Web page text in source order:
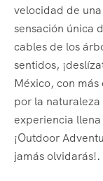
velocidad de
sensación única
cables de los
sentidos,
México, con
por la
experiencia
¡Outdoor
jamás olvidarás!.